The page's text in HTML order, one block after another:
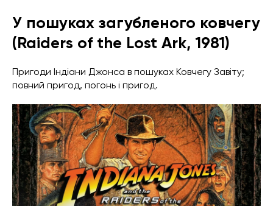
У пошуках загубленого ковчегу
(Raiders of the Lost Ark, 1981)
Пригоди Індіани Джонса в пошуках Ковчегу Завіту;
повний пригод, погонь і пригод.